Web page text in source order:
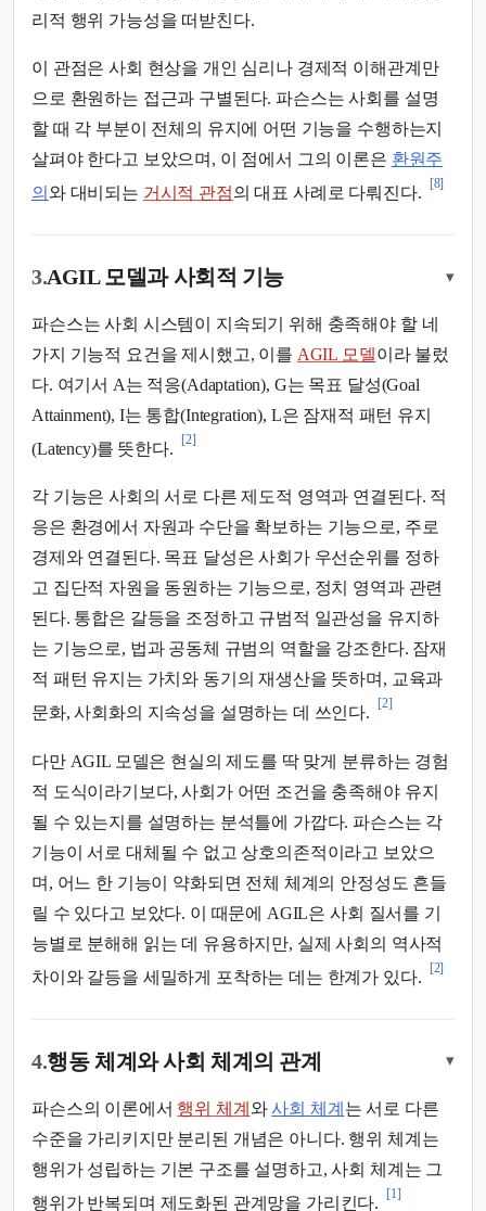
리적 행위 가능성을 떠받친다.
이 관점은 사회 현상을 개인 심리나 경제적 이해관계만
으로 환원하는 접근과 구별된다. 파슨스는 사회를 설명
할 때 각 부분이 전체의 유지에 어떤 기능을 수행하는지
살펴야 한다고 보았으며, 이 점에서 그의 이론은 환원주
의 와 대비되는 거시적 관점의 대표 사례로 다뤄진다.
[8]
3.AGIL 모델과 사회적 기능 ▾
파슨스는 사회 시스템이 지속되기 위해 충족해야 할 네
가지 기능적 요건을 제시했고, 이를 AGIL 모델이라 불렀
다. 여기서 A는 적응(Adaptation), G는 목표 달성(Goal
Attainment), I는 통합(Integration), L은 잠재적 패턴 유지
(Latency)를 뜻한다.
[2]
각 기능은 사회의 서로 다른 제도적 영역과 연결된다. 적
응은 환경에서 자원과 수단을 확보하는 기능으로, 주로
경제와 연결된다. 목표 달성은 사회가 우선순위를 정하
고 집단적 자원을 동원하는 기능으로, 정치 영역과 관련
된다. 통합은 갈등을 조정하고 규범적 일관성을 유지하
는 기능으로, 법과 공동체 규범의 역할을 강조한다. 잠재
적 패턴 유지는 가치와 동기의 재생산을 뜻하며, 교육과
문화, 사회화의 지속성을 설명하는 데 쓰인다.
[2]
다만 AGIL 모델은 현실의 제도를 딱 맞게 분류하는 경험
적 도식이라기보다, 사회가 어떤 조건을 충족해야 유지
될 수 있는지를 설명하는 분석틀에 가깝다. 파슨스는 각
기능이 서로 대체될 수 없고 상호의존적이라고 보았으
며, 어느 한 기능이 약화되면 전체 체계의 안정성도 흔들
릴 수 있다고 보았다. 이 때문에 AGIL은 사회 질서를 기
능별로 분해해 읽는 데 유용하지만, 실제 사회의 역사적
차이와 갈등을 세밀하게 포착하는 데는 한계가 있다.
[2]
4.행동 체계와 사회 체계의 관계 ▾
파슨스의 이론에서 행위 체계 와사회 체계 는 서로 다른
수준을 가리키지만 분리된 개념은 아니다. 행위 체계는
행위가 성립하는 기본 구조를 설명하고, 사회 체계는 그
행위가 반복되며 제도화된 관계망을 가리킨다.
[1]